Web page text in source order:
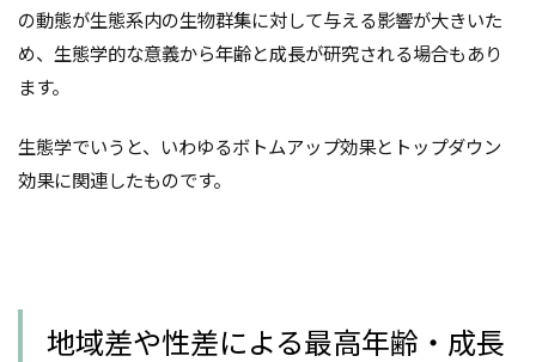
の動態が生態系内の生物群集に対して与える影響が大きいた
め、生態学的な意義から年齢と成長が研究される場合もあり
ます。
生態学でいうと、いわゆるボトムアップ効果とトップダウン
効果に関連したものです。
地域差や性差による最高年齢・成長